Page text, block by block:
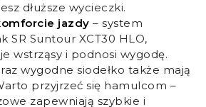
dłuższe wycieczki.
jazdy – system
SR Suntour XCT30 HLO,
wstrząsy i podnosi wygodę.
wygodne siodełko także mają
przyjrzeć się hamulcom –
zapewniają szybkie i